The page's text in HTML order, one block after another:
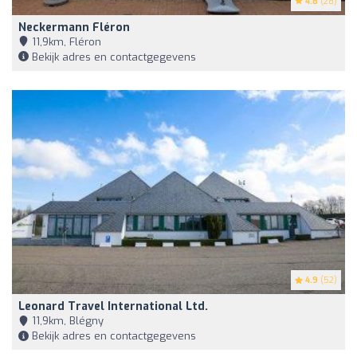
Neckermann Fléron
11,9km, Fléron
Bekijk adres en contactgegevens
4.9 (52)
Leonard Travel International Ltd.
11,9km, Blégny
Bekijk adres en contactgegevens